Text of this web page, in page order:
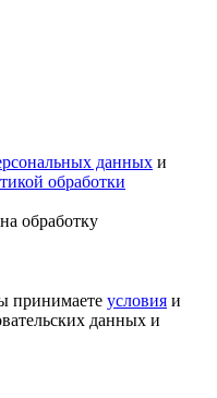
данных и
обработки
обработку
принимаете условия и
данных и